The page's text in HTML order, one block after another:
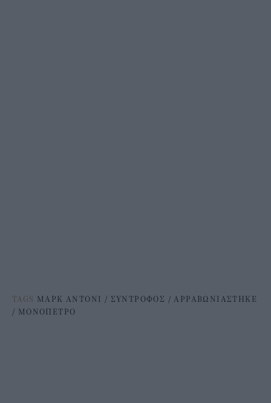
TAGS ΜΑΡΚ ΑΝΤΟΝΙ / ΣΥΝΤΡΟΦΟΣ / ΑΡΡΑΒΩΝΙΑΣΤΗΚΕ
/ ΜΟΝΟΠΕΤΡΟ